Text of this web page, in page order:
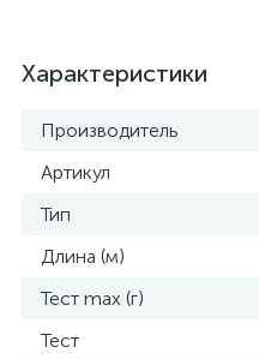
Характеристики
Производитель
Артикул
Тип
Длина (м)
Тест max (г)
Тест